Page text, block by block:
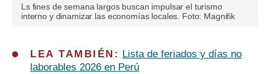
Ls fines de semana largos buscan impulsar el turismo
interno y dinamizar las economías locales. Foto: Magnifik
LEA TAMBIÉN:
Lista de feriados y días no
laborables 2026 en Perú